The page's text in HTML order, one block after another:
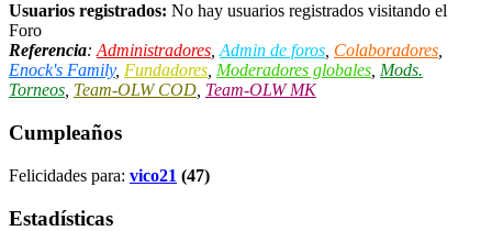
Usuarios registrados: No hay usuarios registrados visitando el
Foro
Referencia: Administradores Admin de foros Colaboradores
Enock's Family, Fundadores Moderadores globales Mods.
Torneos Team-OLW COD Team-OLW MK
Cumpleaños
Felicidades para: vico21 (47)
Estadísticas